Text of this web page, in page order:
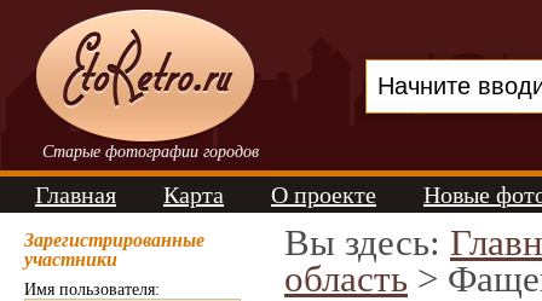
Старые фотографии городов
Главная Карта О проекте Новые
Зарегистрированные
участники
Имя пользователя:
Вы здесь:
область >